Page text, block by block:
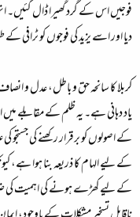
فوجیں اس کے گرد گھیرا ڈال
دیا اور اسے یزید کی فوجوں کو ٹرافی کے
کربلا کا سانحہ حق و باطل، عدل و
یاد دہانی ہے۔ یہ ظلم کے مقابلے
کے اصولوں کو برقرار رکھنے کی جستجو
کے لیے الہام کا ذریعہ بنا ہوا ہے،
کے لیے کھڑے ہونے کی اہمیت کی